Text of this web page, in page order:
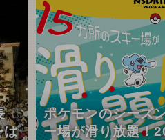
は
ポケモンのシーズ
ー場が滑り放題！